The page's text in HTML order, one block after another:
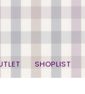
SHOPLIST